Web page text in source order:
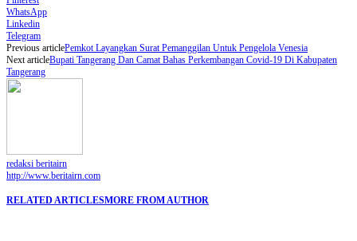
WhatsApp
Linkedin
Telegram
Previous articlePemkot Layangkan Surat Pemanggilan Untuk Pengelola Venesia
Next articleBupati Tangerang Dan Camat Bahas Perkembangan Covid-19 Di Kabupaten
Tangerang
redaksi beritairn
http://www.beritairn.com
RELATED ARTICLESMORE FROM AUTHOR